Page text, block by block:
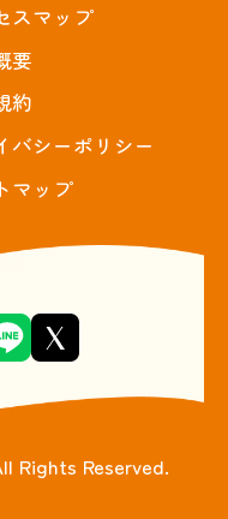
スマップ
要
約
バシーポリシー
マップ
Rights Reserved.